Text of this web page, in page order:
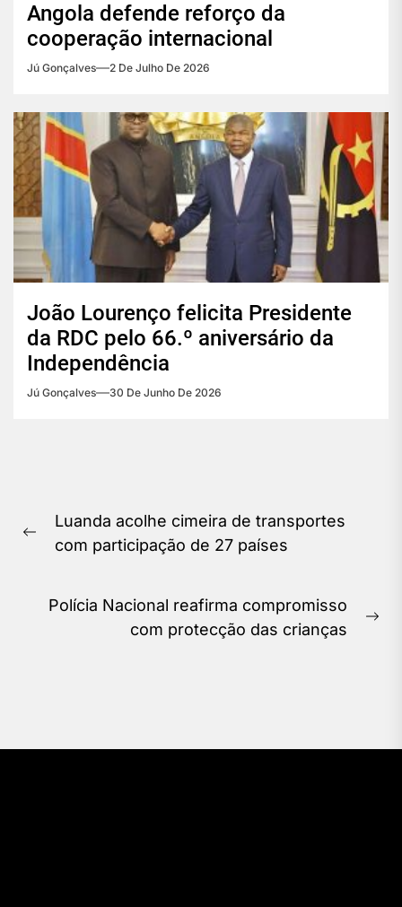
Angola defende reforço da
cooperação internacional
Jú Gonçalves 2 De Julho De 2026
João Lourenço felicita Presidente
da RDC pelo 66.º aniversário da
Independência
Jú Gonçalves 30 De Junho De 2026
de
Post
Previous
Luanda acolhe cimeira de transportes
com participação de 27 países
Polícia Nacional reafirma compromisso
com protecção das crianças